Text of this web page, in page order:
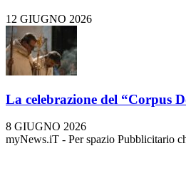
12 GIUGNO 2026
La celebrazione del “Corpus
8 GIUGNO 2026
myNews.iT - Per spazio Pubblicitario